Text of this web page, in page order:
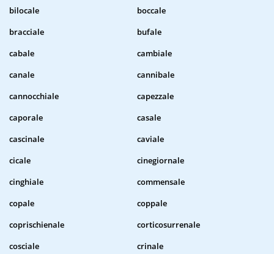
bilocale
boccale
bracciale
bufale
cabale
cambiale
canale
cannibale
cannocchiale
capezzale
caporale
casale
cascinale
caviale
cicale
cinegiornale
cinghiale
commensale
copale
coppale
coprischienale
corticosurrenale
cosciale
crinale